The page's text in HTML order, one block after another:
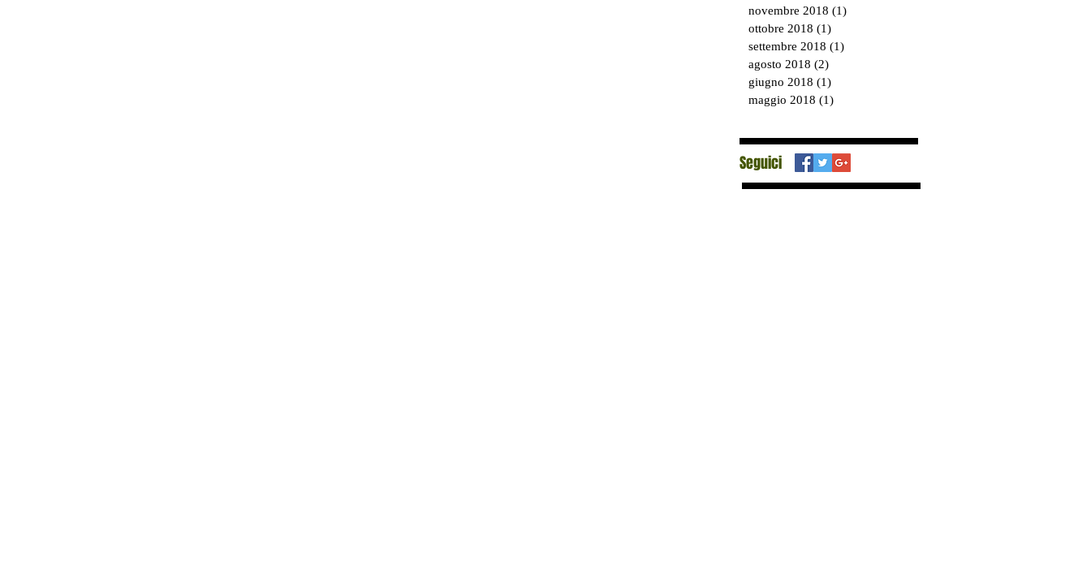
novembre 2018 (1)
ottobre 2018 (1)
settembre 2018 (1)
agosto 2018 (2)
giugno 2018 (1)
maggio 2018 (1)
Seguici